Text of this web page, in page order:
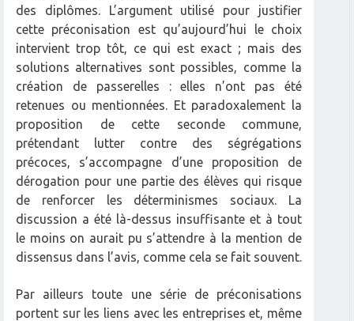
des diplômes. L’argument utilisé pour justifier
cette préconisation est qu’aujourd’hui le choix
intervient trop tôt, ce qui est exact ; mais des
solutions alternatives sont possibles, comme la
création de passerelles : elles n’ont pas été
retenues ou mentionnées. Et paradoxalement la
proposition de cette seconde commune,
prétendant lutter contre des ségrégations
précoces, s’accompagne d’une proposition de
dérogation pour une partie des élèves qui risque
de renforcer les déterminismes sociaux. La
discussion a été là-dessus insuffisante et à tout
le moins on aurait pu s’attendre à la mention de
dissensus dans l’avis, comme cela se fait souvent.
Par ailleurs toute une série de préconisations
portent sur les liens avec les entreprises et, même